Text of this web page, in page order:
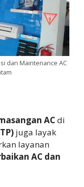
dan Maintenance AC
ACdi
juga layak
layanan
AC dan